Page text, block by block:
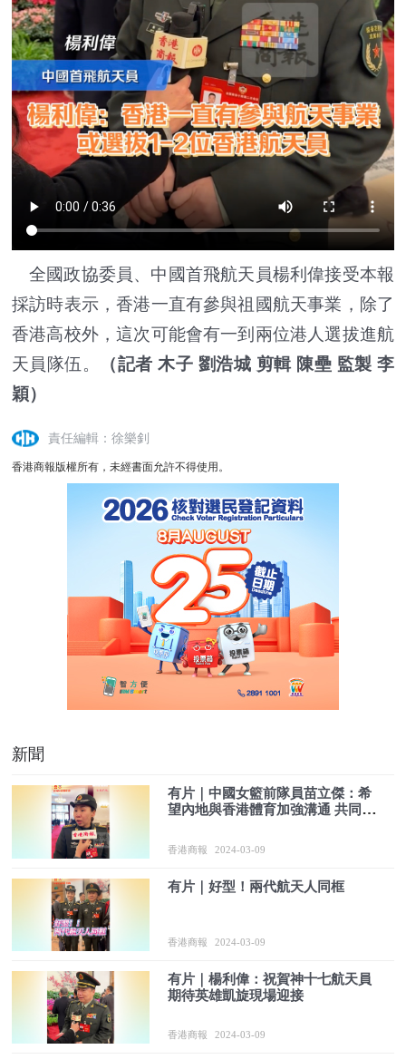
全國政協委員、中國首飛航天員楊利偉接受本報
採訪時表示，香港一直有參與祖國航天事業，除了
香港高校外，這次可能會有一到兩位港人選拔進航
天員隊伍。
（記者 木子 劉浩城 剪輯 陳壘 監製 李
穎）
責任編輯：徐樂釗
香港商報版權所有，未經書面允許不得使用。
新聞
有片｜中國女籃前隊員苗立傑：希
望內地與香港體育加強溝通 共同進
香港商報 2024-03-09
有片｜好型！兩代航天人同框
香港商報 2024-03-09
有片｜楊利偉：祝賀神十七航天員
期待英雄凱旋現場迎接
香港商報 2024-03-09